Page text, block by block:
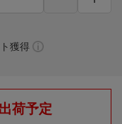
獲得
荷予定